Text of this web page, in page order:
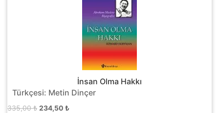
İnsan Olma Hakkı
Türkçesi: Metin Dinçer
335,00₺ Orijinal
234,50 ₺Şu